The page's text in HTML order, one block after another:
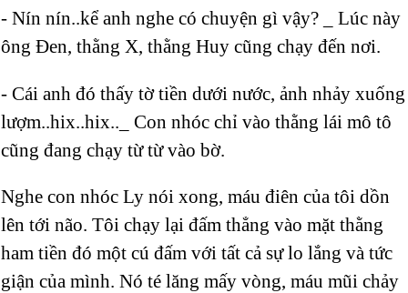
- Nín nín..kể anh nghe có chuyện gì vậy? _ Lúc này
ông Đen, thằng X, thằng Huy cũng chạy đến nơi.
- Cái anh đó thấy tờ tiền dưới nước, ảnh nhảy xuống
lượm..hix..hix.._ Con nhóc chỉ vào thằng lái mô tô
cũng đang chạy từ từ vào bờ.
Nghe con nhóc Ly nói xong, máu điên của tôi dồn
lên tới não. Tôi chạy lại đấm thẳng vào mặt thằng
ham tiền đó một cú đấm với tất cả sự lo lắng và tức
giận của mình. Nó té lăng mấy vòng, máu mũi chảy